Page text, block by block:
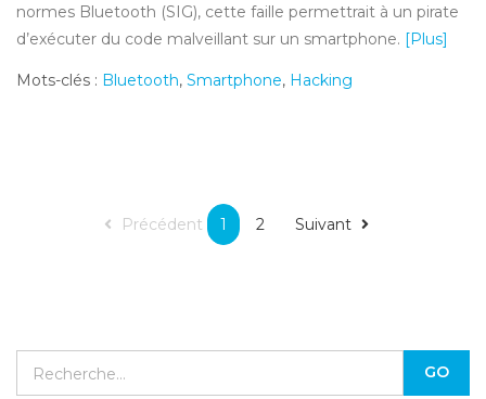
normes Bluetooth (SIG), cette faille permettrait à un pirate
d’exécuter du code malveillant sur un smartphone. [Plus]
Mots-clés : Bluetooth, Smartphone, Hacking
Précédent 1 2 Suivant